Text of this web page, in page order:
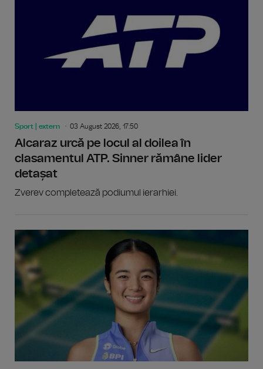
Sport | extern 03 August 2026, 17:50
Alcaraz urcă pe locul al doilea în
clasamentul ATP. Sinner rămâne lider
detașat
Zverev completează podiumul ierarhiei.